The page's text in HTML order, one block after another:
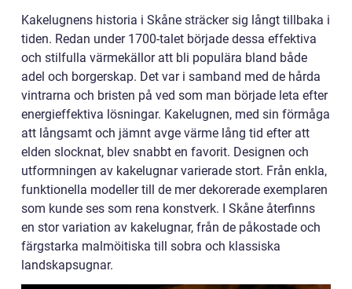
Kakelugnens historia i Skåne sträcker sig långt tillbaka i
tiden. Redan under 1700-talet började dessa effektiva
och stilfulla värmekällor att bli populära bland både
adel och borgerskap. Det var i samband med de hårda
vintrarna och bristen på ved som man började leta efter
energieffektiva lösningar. Kakelugnen, med sin förmåga
att långsamt och jämnt avge värme lång tid efter att
elden slocknat, blev snabbt en favorit. Designen och
utformningen av kakelugnar varierade stort. Från enkla,
funktionella modeller till de mer dekorerade exemplaren
som kunde ses som rena konstverk. I Skåne återfinns
en stor variation av kakelugnar, från de påkostade och
färgstarka malmöitiska till sobra och klassiska
landskapsugnar.